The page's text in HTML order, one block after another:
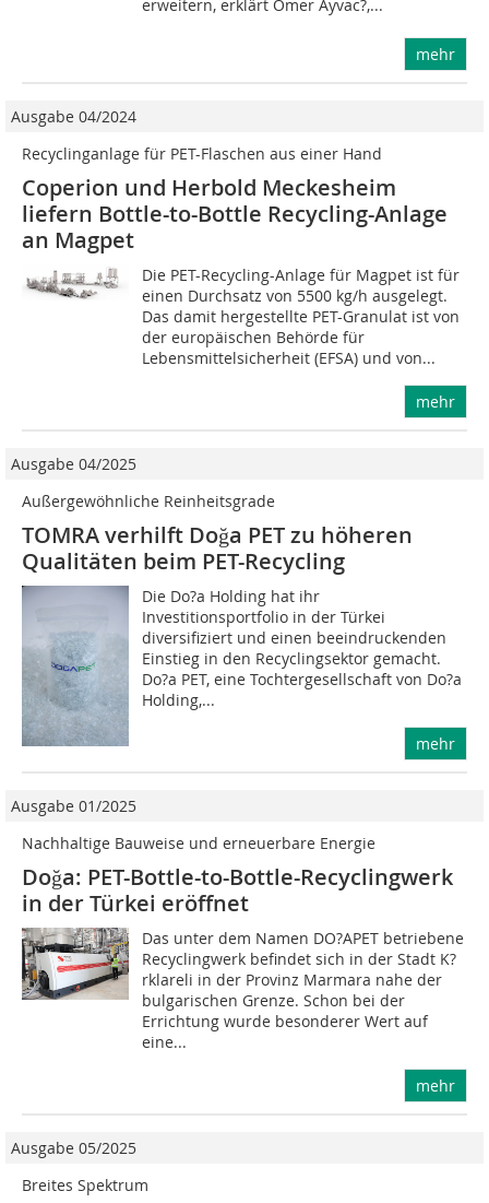
erweitern, erklärt Ömer Ayvac?,...
mehr
Ausgabe 04/2024
Recyclinganlage für PET-Flaschen aus einer Hand
Coperion und Herbold Meckesheim
liefern Bottle-to-Bottle Recycling-Anlage
an Magpet
Die PET-Recycling-Anlage für Magpet ist für
einen Durchsatz von 5500 kg/h ausgelegt.
Das damit hergestellte PET-Granulat ist von
der europäischen Behörde für
Lebensmittelsicherheit (EFSA) und von...
mehr
Ausgabe 04/2025
Außergewöhnliche Reinheitsgrade
TOMRA verhilft Doğa PET zu höheren
Qualitäten beim PET-Recycling
Die Do?a Holding hat ihr
Investitionsportfolio in der Türkei
diversifiziert und einen beeindruckenden
Einstieg in den Recyclingsektor gemacht.
Do?a PET, eine Tochtergesellschaft von Do?a
Holding,...
mehr
Ausgabe 01/2025
Nachhaltige Bauweise und erneuerbare Energie
Doğa: PET-Bottle-to-Bottle-Recyclingwerk
in der Türkei eröffnet
Das unter dem Namen DO?APET betriebene
Recyclingwerk befindet sich in der Stadt K?
rklareli in der Provinz Marmara nahe der
bulgarischen Grenze. Schon bei der
Errichtung wurde besonderer Wert auf
eine...
mehr
Ausgabe 05/2025
Breites Spektrum